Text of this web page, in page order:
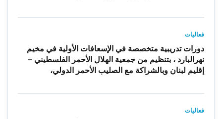
فعاليات
دورات تدريبية متخصصة في الإسعافات الأولية في مخيم
نهرالبارد ، بتنظيم من جمعية الهلال الأحمر الفلسطيني –
إقليم لبنان وبالشراكة مع الصليب الأحمر الدولي،
فعاليات